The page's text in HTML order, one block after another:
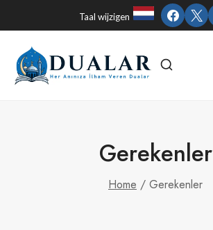
to
content
Taal wijzigen
Gerekenler
Home / Gerekenler